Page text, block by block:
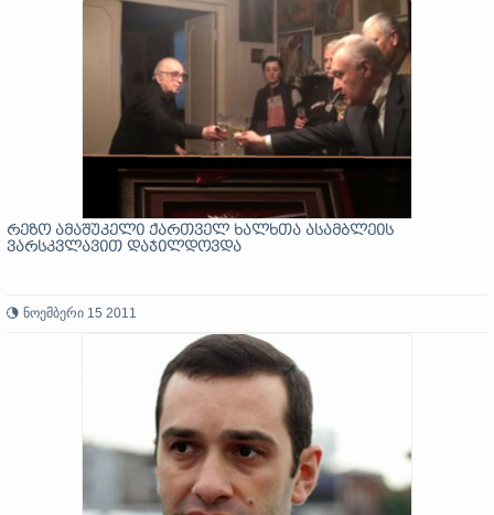
რეზო ამაშუკელი ქართველ ხალხთა ასამბლეის
ვარსკვლავით დაჯილდოვდა
ნოემბერი 15 2011